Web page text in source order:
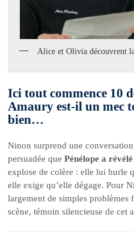
Alice et Olivia découvrent
Ici tout commence 10
Amaury est-il un mec
bien…
Ninon surprend une
persuadée quePénélope a
explose de colère : elle lui hurle
elle exige qu’elle dégage. Pour
largement de simples problèmes
scène, témoin silencieuse de cet